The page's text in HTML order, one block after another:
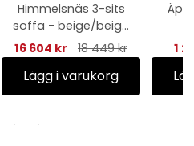
Himmelsnäs 3-sits
soffa - beige/beige
dyna
16 604 kr 18 449 kr
Lägg i varukorg
1